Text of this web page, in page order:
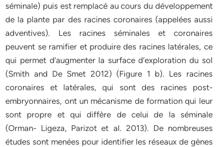
séminale) puis est remplacé au cours du développement
de la plante par des racines coronaires (appelées aussi
adventives). Les racines séminales et coronaires
peuvent se ramifier et produire des racines latérales, ce
qui permet d’augmenter la surface d’exploration du sol
(Smith and De Smet 2012) (Figure 1 b). Les racines
coronaires et latérales, qui sont des racines post-
embryonnaires, ont un mécanisme de formation qui leur
sont propre et qui diffère de celui de la séminale
(Orman- Ligeza, Parizot et al. 2013). De nombreuses
études sont menées pour identifier les réseaux de gènes